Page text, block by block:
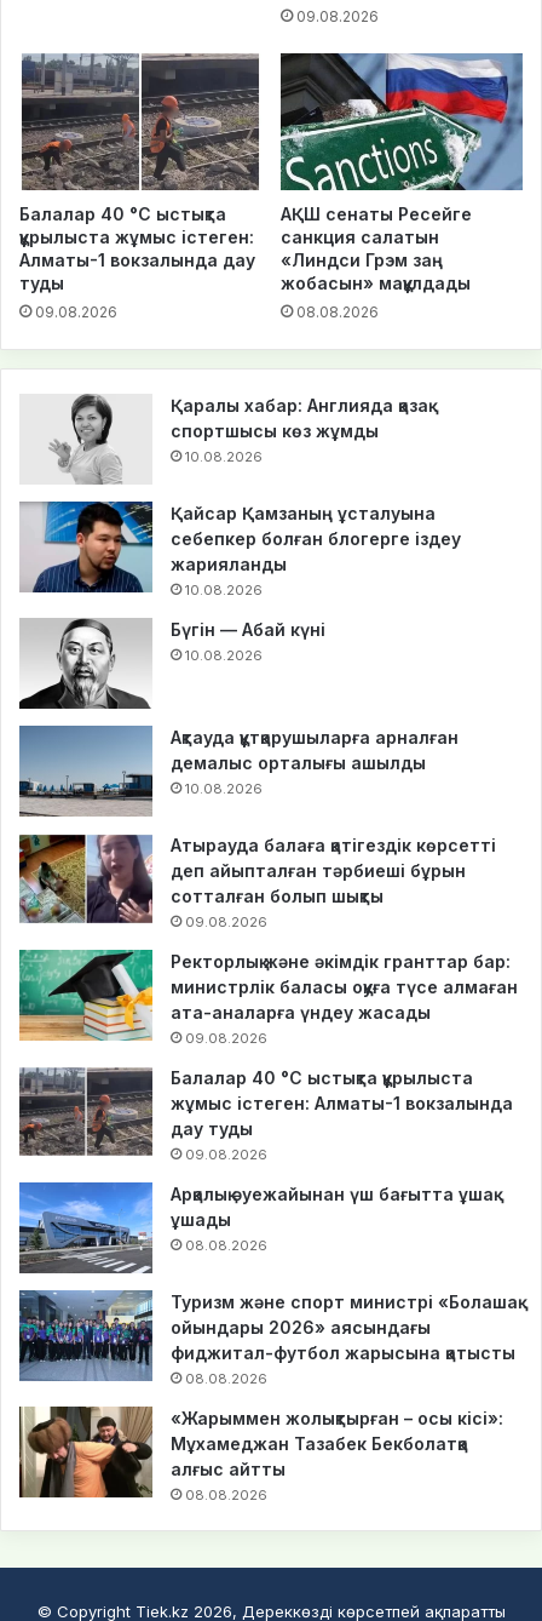
09.08.2026
Балалар 40 °C ыстықта
құрылыста жұмыс істеген:
Алматы-1 вокзалында дау
туды
09.08.2026
АҚШ сенаты Ресейге
санкция салатын
«Линдси Грэм заң
жобасын» мақұлдады
08.08.2026
Қаралы хабар: Англияда қазақ
спортшысы көз жұмды
10.08.2026
Қайсар Қамзаның ұсталуына
себепкер болған блогерге іздеу
жарияланды
10.08.2026
Бүгін — Абай күні
10.08.2026
Ақтауда құтқарушыларға арналған
демалыс орталығы ашылды
10.08.2026
Атырауда балаға қатігездік көрсетті
деп айыпталған тәрбиеші бұрын
сотталған болып шықты
09.08.2026
Ректорлық және әкімдік гранттар бар:
министрлік баласы оқуға түсе алмаған
ата-аналарға үндеу жасады
09.08.2026
Балалар 40 °C ыстықта құрылыста
жұмыс істеген: Алматы-1 вокзалында
дау туды
09.08.2026
Арқалық әуежайынан үш бағытта ұшақ
ұшады
08.08.2026
Туризм және спорт министрі «Болашақ
ойындары 2026» аясындағы
фиджитал-футбол жарысына қатысты
08.08.2026
«Жарыммен жолықтырған – осы кісі»:
Мұхамеджан Тазабек Бекболатқа
алғыс айтты
08.08.2026
© Copyright Tiek.kz 2026, Дереккөзді көрсетпей ақпаратты